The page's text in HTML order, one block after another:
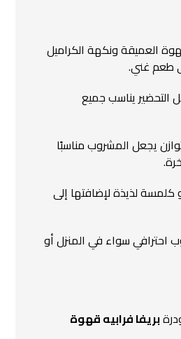
العميقة ونكهة الكراميل
طعم غني.
يناسب جميع
يجعل المشروب مناسبًا
كلمسة لذيذة لإضافتها إلى
احترافي سواء في المنزل أو
بريفا فرابيه قهوة